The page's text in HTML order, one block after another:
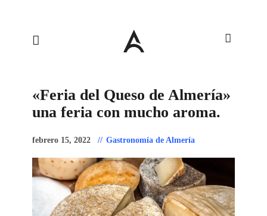
«Feria del Queso de Almería»
una feria con mucho aroma.
febrero 15, 2022 Gastronomía de Almería